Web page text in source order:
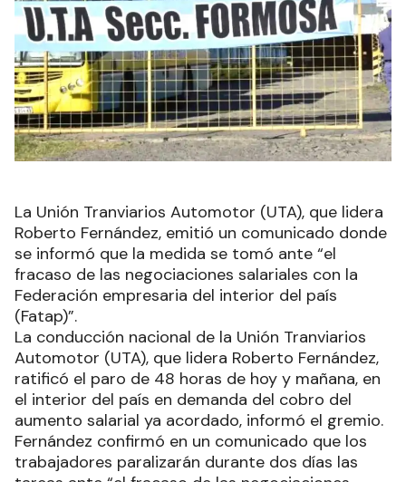
La Unión Tranviarios Automotor (UTA), que lidera
Roberto Fernández, emitió un comunicado donde
se informó que la medida se tomó ante “el
fracaso de las negociaciones salariales con la
Federación empresaria del interior del país
(Fatap)”.
La conducción nacional de la Unión Tranviarios
Automotor (UTA), que lidera Roberto Fernández,
ratificó el paro de 48 horas de hoy y mañana, en
el interior del país en demanda del cobro del
aumento salarial ya acordado, informó el gremio.
Fernández confirmó en un comunicado que los
trabajadores paralizarán durante dos días las